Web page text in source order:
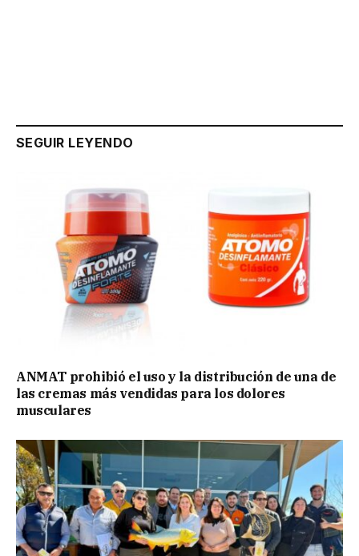
SEGUIR LEYENDO
ANMAT prohibió el uso y la distribución de una de
las cremas más vendidas para los dolores
musculares